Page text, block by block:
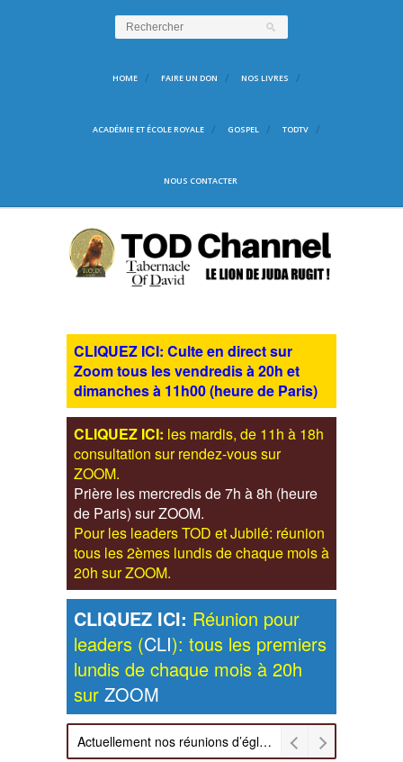
HOME FAIRE UN DON NOS LIVRES
ACADÉMIE ET ÉCOLE ROYALE GOSPEL TODTV
NOUS CONTACTER
CLIQUEZ ICI: Culte en direct sur
Zoom tous les vendredis à 20h et
dimanches à 11h00 (heure de Paris)
CLIQUEZ ICI: les mardis, de 11h à 18h
consultation sur rendez-vous sur
ZOOM.
Prière les mercredis de 7h à 8h (heure
de Paris) sur ZOOM.
Pour les leaders TOD et Jubilé: réunion
tous les 2èmes lundis de chaque mois à
20h sur ZOOM.
CLIQUEZ ICI: Réunion pour
leaders (CLI): tous les premiers
lundis de chaque mois à 20h
sur ZOOM
Actuellement nos réunions d’église sont retransmises sur ZOOM les dimanches à 11h et vendredis à 20h00